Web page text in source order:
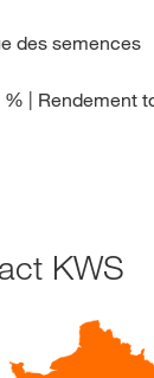
des semences
% | Rendement
KWS